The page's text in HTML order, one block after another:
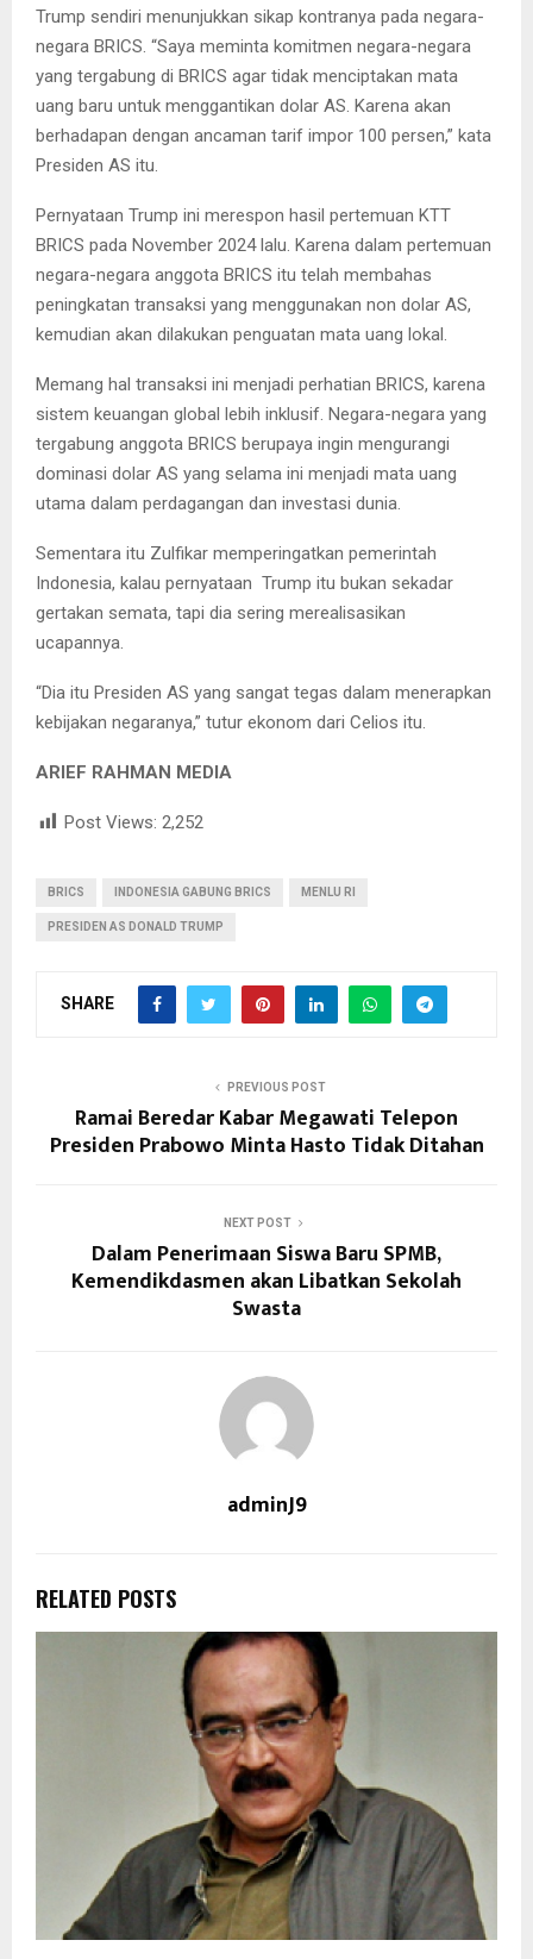
Trump sendiri menunjukkan sikap kontranya pada negara-
negara BRICS. “Saya meminta komitmen negara-negara
yang tergabung di BRICS agar tidak menciptakan mata
uang baru untuk menggantikan dolar AS. Karena akan
berhadapan dengan ancaman tarif impor 100 persen,” kata
Presiden AS itu.
Pernyataan Trump ini merespon hasil pertemuan KTT
BRICS pada November 2024 lalu. Karena dalam pertemuan
negara-negara anggota BRICS itu telah membahas
peningkatan transaksi yang menggunakan non dolar AS,
kemudian akan dilakukan penguatan mata uang lokal.
Memang hal transaksi ini menjadi perhatian BRICS, karena
sistem keuangan global lebih inklusif. Negara-negara yang
tergabung anggota BRICS berupaya ingin mengurangi
dominasi dolar AS yang selama ini menjadi mata uang
utama dalam perdagangan dan investasi dunia.
Sementara itu Zulfikar memperingatkan pemerintah
Indonesia, kalau pernyataan Trump itu bukan sekadar
gertakan semata, tapi dia sering merealisasikan
ucapannya.
“Dia itu Presiden AS yang sangat tegas dalam menerapkan
kebijakan negaranya,” tutur ekonom dari Celios itu.
ARIEF RAHMAN MEDIA
Post Views: 2,252
BRICS INDONESIA GABUNG BRICS MENLU RI
PRESIDEN AS DONALD TRUMP
SHARE
PREVIOUS POST
Ramai Beredar Kabar Megawati Telepon
Presiden Prabowo Minta Hasto Tidak Ditahan
NEXT POST
Dalam Penerimaan Siswa Baru SPMB,
Kemendikdasmen akan Libatkan Sekolah
Swasta
adminJ9
RELATED POSTS